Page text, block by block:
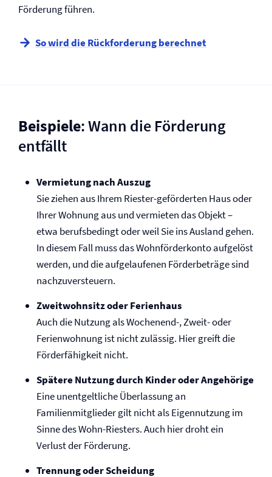
Förderung führen.
So wird die Rückforderung berechnet
Beispiele: Wann die Förderung
entfällt
Vermietung nach Auszug
Sie ziehen aus Ihrem Riester-geförderten Haus oder
Ihrer Wohnung aus und vermieten das Objekt –
etwa berufsbedingt oder weil Sie ins Ausland gehen.
In diesem Fall muss das Wohnförderkonto aufgelöst
werden, und die aufgelaufenen Förderbeträge sind
nachzuversteuern.
Zweitwohnsitz oder Ferienhaus
Auch die Nutzung als Wochenend-, Zweit- oder
Ferienwohnung ist nicht zulässig. Hier greift die
Förderfähigkeit nicht.
Spätere Nutzung durch Kinder oder Angehörige
Eine unentgeltliche Überlassung an
Familienmitglieder gilt nicht als Eigennutzung im
Sinne des Wohn-Riesters. Auch hier droht ein
Verlust der Förderung.
Trennung oder Scheidung